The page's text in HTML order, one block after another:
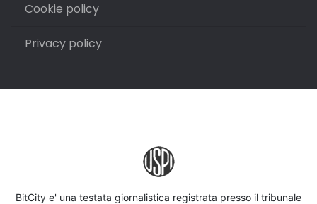
Cookie policy
Privacy policy
BitCity e' una testata giornalistica registrata presso il tribunale